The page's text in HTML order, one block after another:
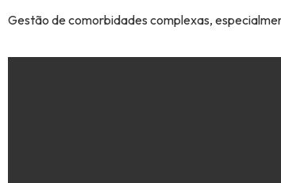
Gestão de comorbidades complexas,